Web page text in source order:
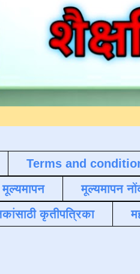
Terms and
मूल्यमापन
कृतीपत्रिका